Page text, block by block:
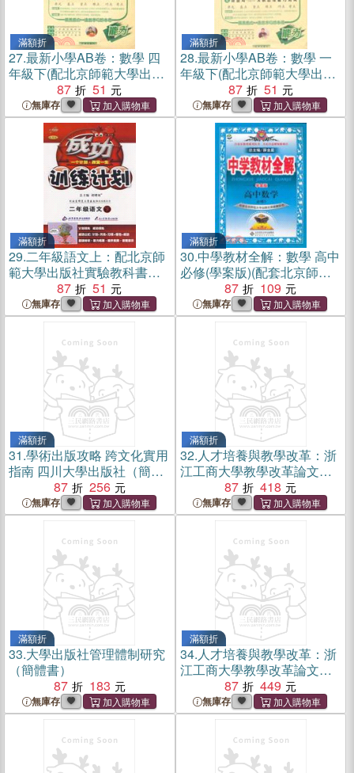
滿額折
27.最新小學AB卷：數學 四
年級下(配北京師範大學出版
社實驗教科書)（簡體書）
87 51
無庫存
滿額折
28.最新小學AB卷：數學 一
年級下(配北京師範大學出版
社實驗教科書)（簡體書）
87 51
無庫存
滿額折
29.二年級語文上：配北京師
範大學出版社實驗教科書：
成功訓練計劃（簡體書）
87 51
無庫存
滿額折
30.中學教材全解：數學 高中
必修(學案版)(配套北京師範
大學出版社實驗教科書)（簡
體書）
87 109
無庫存
滿額折
31.學術出版攻略 跨文化實用
指南 四川大學出版社（簡體
87 256
無庫存
滿額折
32.人才培養與教學改革：浙
江工商大學教學改革論文集
(2022)（簡體書）
87 418
無庫存
滿額折
33.大學出版社管理體制研究
（簡體書）
87
183
無庫存
滿額折
34.人才培養與教學改革：浙
江工商大學教學改革論文集
(2021)（簡體書）
87 449
無庫存